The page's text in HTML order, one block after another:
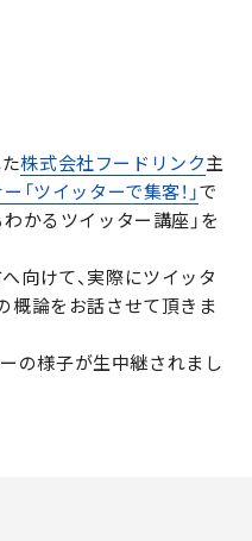
株式会社フードリンク主
ツイッターで集客！」で
かるツイッター講座」を
向けて、実際にツイッタ
概論をお話させて頂きま
の様子が生中継されまし